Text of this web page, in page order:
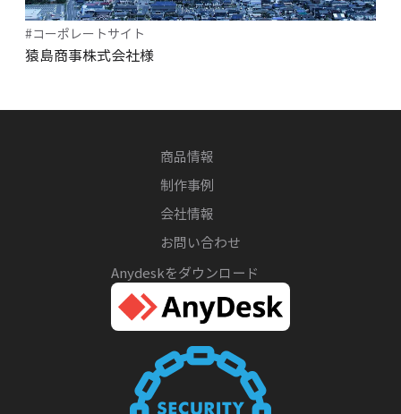
コーポレートサイト
猿島商事株式会社様
商品情報
制作事例
会社情報
お問い合わせ
Anydeskをダウンロード